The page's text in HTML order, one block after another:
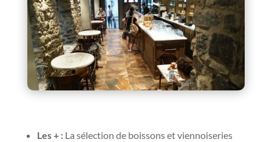
Les + : La sélection de boissons et viennoiseries